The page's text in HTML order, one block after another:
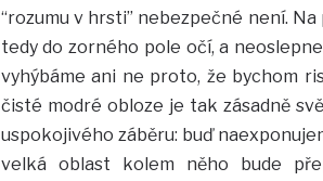
“rozumu v hrsti” nebezpečné není.
tedy do zorného pole očí, a
vyhýbáme ani ne proto, že bychom
čisté modré obloze je tak zásadně
uspokojivého záběru: buď
velká oblast kolem něho bude